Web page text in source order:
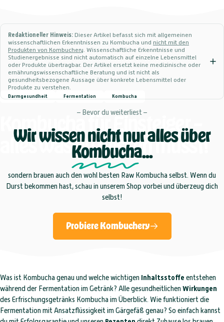
Darmgesundheit Fermentation Kombucha
KombuchafürEinsteiger
alleswasduwissenmusst!
Redaktioneller Hinweis: Dieser Artikel befasst sich mit allgemeinen
wissenschaftlichen Erkenntnissen zu Kombucha und nicht mit den
Produkten von Kombuchery. Wissenschaftliche Erkenntnisse und
Studienergebnisse sind nicht automatisch auf einzelne Lebensmittel
oder Produkte übertragbar. Der Artikel ersetzt keine medizinische oder
ernährungswissenschaftliche Beratung und ist nicht als
gesundheitsbezogene Aussage über konkrete Lebensmittel oder
Produkte zu verstehen.
– Bevor du weiterliest –
Wir wissen nicht nur alles über
Kombucha...
sondern brauen auch den wohl besten Raw Kombucha selbst. Wenn du
Durst bekommen hast, schau in unserem Shop vorbei und überzeug dich
selbst!
Probiere Kombuchery
Was ist Kombucha genau und welche wichtigen Inhaltsstoffe entstehen
während der Fermentation im Getränk? Alle gesundheitlichen Wirkungen
des Erfrischungsgetränks Kombucha im Überblick. Wie funktioniert die
Fermentation mit Ansatzflüssigkeit im Gärgefäß genau? So einfach kannst